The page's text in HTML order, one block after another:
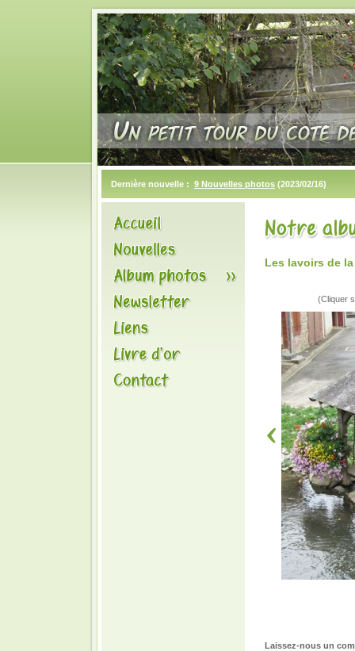
Dernière nouvelle : 9 Nouvelles photos (2023/02/16)
Les lavoirs de
(Cliquer
Laissez-nous un